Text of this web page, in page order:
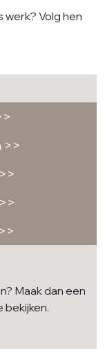
werk? Volg hen
>>
Maak dan een
bekijken.